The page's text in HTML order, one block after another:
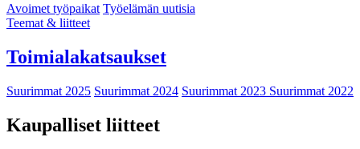
Avoimet työpaikat Työelämän uutisia
Teemat & liitteet
Toimialakatsaukset
Suurimmat 2025 Suurimmat 2024 Suurimmat 2023 Suurimmat 2022
Kaupalliset liitteet